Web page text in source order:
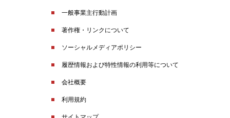
一般事業主行動計画
著作権・リンクについて
ソーシャルメディアポリシー
履歴情報および特性情報の利用等について
会社概要
利用規約